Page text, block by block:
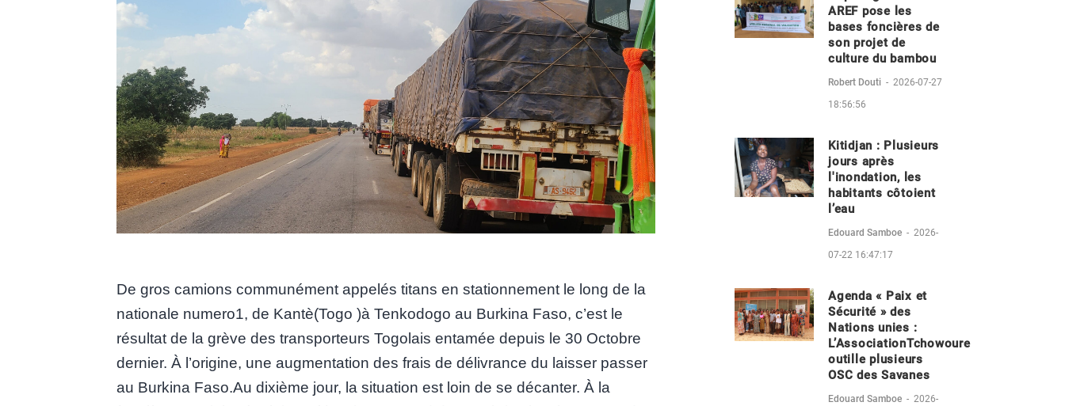
De gros camions communément appelés titans en stationnement le long de la
nationale numero1, de Kantè(Togo )à Tenkodogo au Burkina Faso, c’est le
résultat de la grève des transporteurs Togolais entamée depuis le 30 Octobre
dernier. À l’origine, une augmentation des frais de délivrance du laisser passer
au Burkina Faso.Au dixième jour, la situation est loin de se décanter. À la
AREF pose les
bases foncières de
son projet de
culture du bambou
Robert Douti - 2026-07-27
18:56:56
Kitidjan : Plusieurs
jours après
l'inondation, les
habitants côtoient
l’eau
Edouard Samboe - 2026-
07-22 16:47:17
Agenda « Paix et
Sécurité » des
Nations unies :
L’AssociationTchowoure
outille plusieurs
OSC des Savanes
Edouard Samboe - 2026-